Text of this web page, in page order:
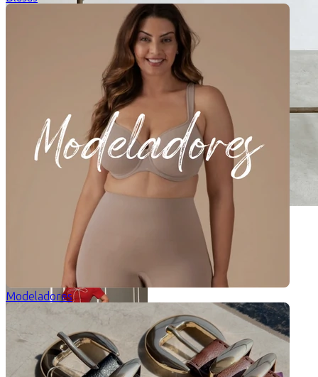
Modeladores